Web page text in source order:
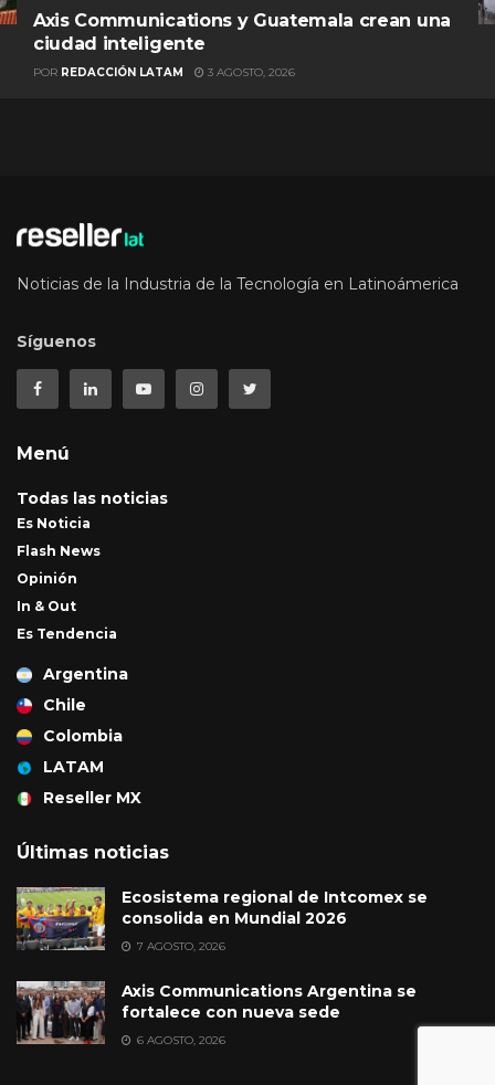
Axis Communications y Guatemala crean una
ciudad inteligente
POR REDACCIÓN LATAM 3 AGOSTO, 2026
Noticias de la Industria de la Tecnología en Latinoámerica
Síguenos
Menú
Todas las noticias
Es Noticia
Flash News
Opinión
In & Out
Es Tendencia
Argentina
Chile
Colombia
LATAM
Reseller MX
Últimas noticias
Ecosistema regional de Intcomex se
consolida en Mundial 2026
7 AGOSTO, 2026
Axis Communications Argentina se
fortalece con nueva sede
6 AGOSTO, 2026